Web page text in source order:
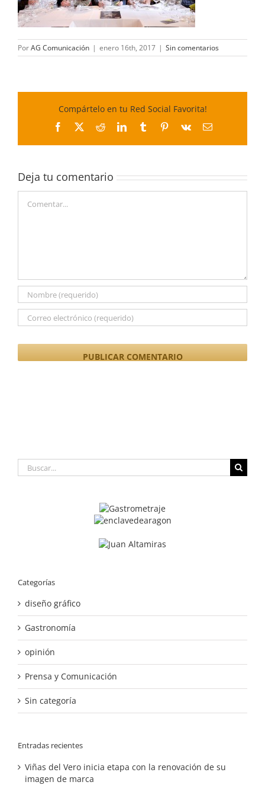
PorAG Comunicación | enero 16th, 2017 | Sin comentarios
Compártelo en tu Red Social Favorita!
Facebook
X RedditLinkedInTumblrPinterest
Vk
Correo
Deja tu comentario
Buscar:
Categorías
diseño gráfico
Gastronomía
opinión
Prensa y Comunicación
Sin categoría
Entradas recientes
Viñas del Vero inicia etapa con la renovación de su
imagen de marca